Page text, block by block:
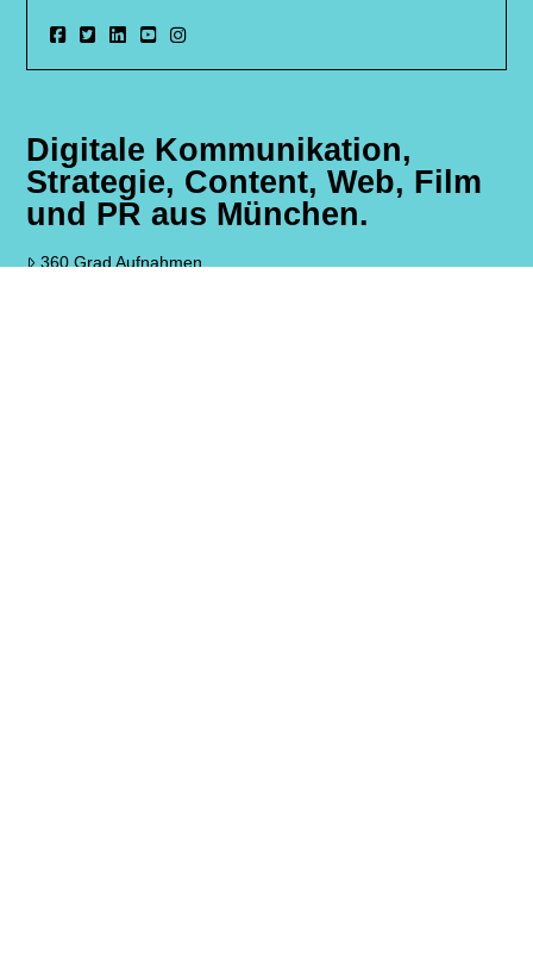
Digitale Kommunikation,
Strategie, Content, Web, Film
und PR aus München.
360 Grad Aufnahmen